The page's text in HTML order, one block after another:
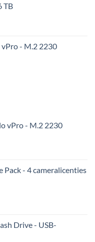
TB
- M.2 2230
vPro - M.2 2230
Pack - 4 cameralicenties
Drive - USB-